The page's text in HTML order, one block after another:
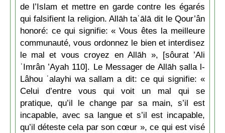
de l’Islam et mettre en garde contre les égarés
qui falsifient la religion. Allāh taʿālā dit le Qour’ân
honoré: ce qui signifie: « Vous êtes la meilleure
communauté, vous ordonnez le bien et interdisez
le mal et vous croyez en Allāh », [sôurat ’Ali
ʿImrân ’Ayah 110]. Le Messager de Allāh ṣalla l-
Lâhou ʿalayhi wa sallam a dit: ce qui signifie: «
Celui d’entre vous qui voit un mal qui se
pratique, qu’il le change par sa main, s’il est
incapable, avec sa langue et s’il est incapable,
qu’il déteste cela par son cœur », ce qui est visé